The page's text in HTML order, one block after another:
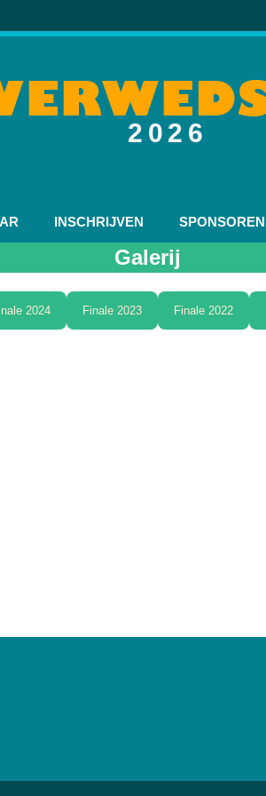
2026
INSCHRIJVEN SPONSOREN
Galerij
2024 Finale 2023 Finale 2022